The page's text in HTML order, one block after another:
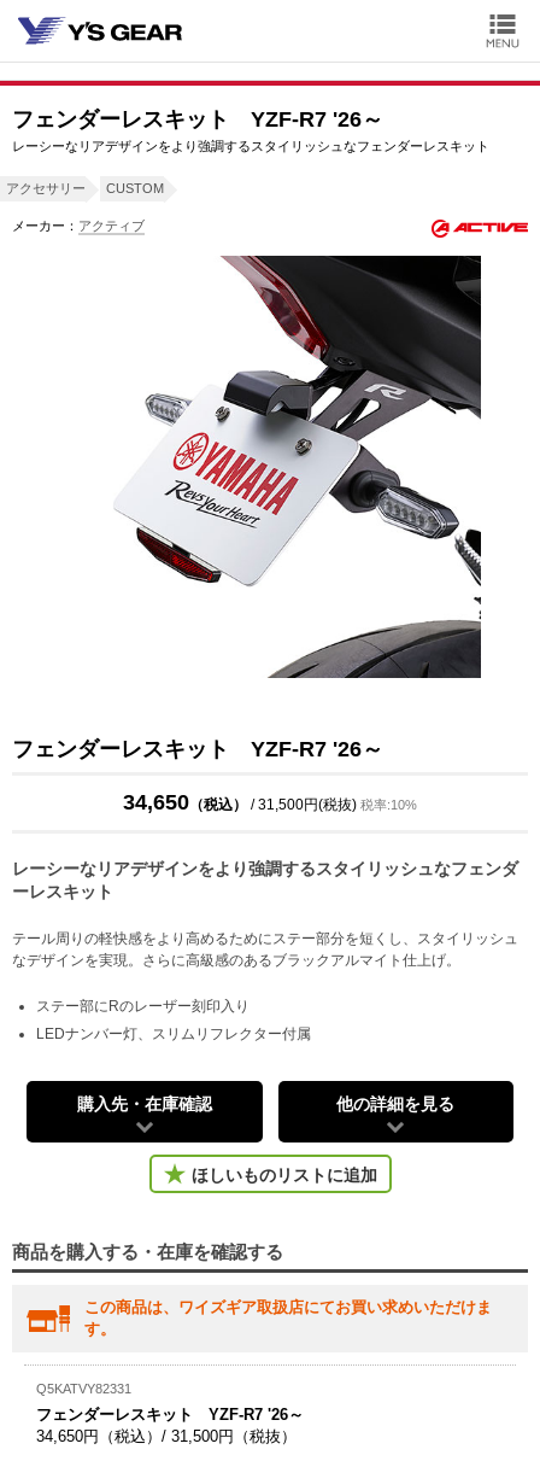
フェンダーレスキット YZF-R7 '26～
レーシーなリアデザインをより強調するスタイリッシュなフェンダーレスキット
アクセサリー CUSTOM
メーカー： アクティブ
フェンダーレスキット YZF-R7 '26～
34,650 （税込） / 31,500円(税抜) 税率:10%
レーシーなリアデザインをより強調するスタイリッシュなフェンダ
ーレスキット
テール周りの軽快感をより高めるためにステー部分を短くし、スタイリッシュ
なデザインを実現。さらに高級感のあるブラックアルマイト仕上げ。
ステー部にRのレーザー刻印入り
LEDナンバー灯、スリムリフレクター付属
購入先・在庫確認 他の詳細を見る
ほしいものリストに追加
商品を購入する・在庫を確認する
この商品は、ワイズギア取扱店にてお買い求めいただけま
す。
Q5KATVY82331
フェンダーレスキット YZF-R7 '26～
34,650円（税込）/ 31,500円（税抜）